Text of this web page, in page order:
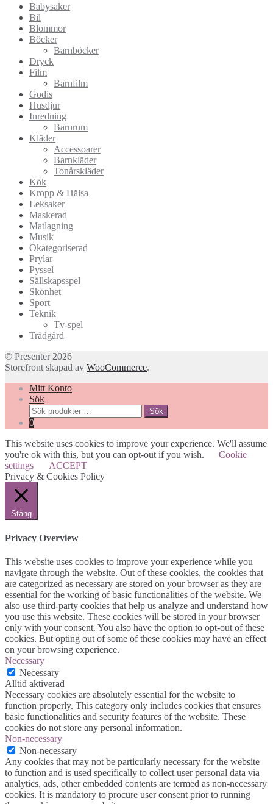
Babysaker
Bil
Blommor
Böcker
Barnböcker
Dryck
Film
Barnfilm
Godis
Husdjur
Inredning
Barnrum
Kläder
Accessoarer
Barnkläder
Tonårskläder
Kök
Kropp & Hälsa
Leksaker
Maskerad
Matlagning
Musik
Okategoriserad
Prylar
Pyssel
Sällskapsspel
Skönhet
Sport
Teknik
Tv-spel
Trädgård
© Presenter 2026
Storefront skapad av WooCommerce.
Mitt Konto
Sök
Sök
efter:
Sök
0
This website uses cookies to improve your experience. We'll assume
you're ok with this, but you can opt-out if you wish.
Cookie
settings
ACCEPT
Privacy & Cookies Policy
Stäng
Privacy Overview
This website uses cookies to improve your experience while you
navigate through the website. Out of these cookies, the cookies that
are categorized as necessary are stored on your browser as they are
essential for the working of basic functionalities of the website. We
also use third-party cookies that help us analyze and understand how
you use this website. These cookies will be stored in your browser
only with your consent. You also have the option to opt-out of these
cookies. But opting out of some of these cookies may have an effect
on your browsing experience.
Necessary
Necessary
Alltid aktiverad
Necessary cookies are absolutely essential for the website to
function properly. This category only includes cookies that ensures
basic functionalities and security features of the website. These
cookies do not store any personal information.
Non-necessary
Non-necessary
Any cookies that may not be particularly necessary for the website
to function and is used specifically to collect user personal data via
analytics, ads, other embedded contents are termed as non-necessary
cookies. It is mandatory to procure user consent prior to running